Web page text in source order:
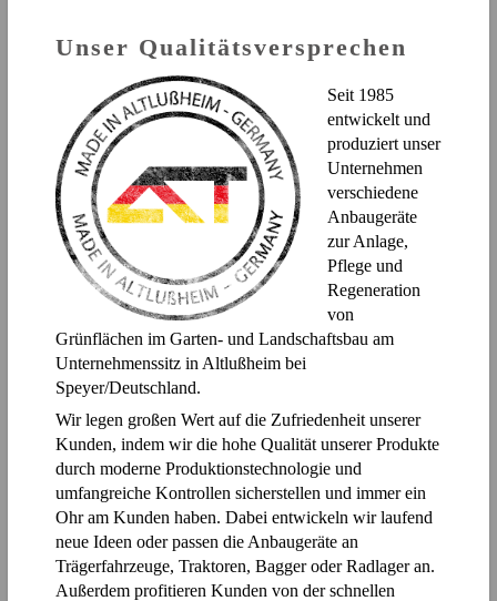
Unser Qualitätsversprechen
Seit 1985
entwickelt und
produziert unser
Unternehmen
verschiedene
Anbaugeräte
zur Anlage,
Pflege und
Regeneration
von
Grünflächen im Garten- und Landschaftsbau am
Unternehmenssitz in Altlußheim bei
Speyer/Deutschland.
Wir legen großen Wert auf die Zufriedenheit unserer
Kunden, indem wir die hohe Qualität unserer Produkte
durch moderne Produktionstechnologie und
umfangreiche Kontrollen sicherstellen und immer ein
Ohr am Kunden haben. Dabei entwickeln wir laufend
neue Ideen oder passen die Anbaugeräte an
Trägerfahrzeuge, Traktoren, Bagger oder Radlager an.
Außerdem profitieren Kunden von der schnellen